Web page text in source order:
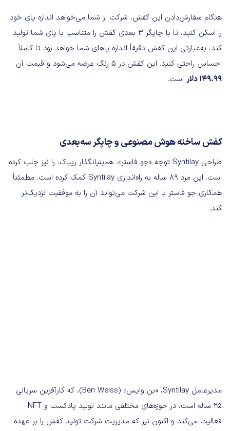
هنگام سفارش‌دادن این کفش، شرکت از شما می‌خواهد اندازه پای خود
را اسکن کنید، تا با چاپگر 3 بعدی کفش را متناسب با پای شما تولید
کند، به‌عبارتی این کفش دقیقاً اندازه پاهای شما خواهد بود تا کاملاً
احساس راحتی کنید. این کفش‌ در 5 رنگ عرضه می‌شود و قیمت آن
149.99 دلار
است.
کفش‌ ساخته هوش مصنوعی و چاپگر سه‌بعدی
طراحی Syntilay توجه «جو فاستر»، هم‌بنیانگذار ریباک، را نیز جلب کرده
است. این مرد 89 ساله به راه‌اندازی Syntilay کمک کرده است. مطمئناً
همکاری جو فاستر با این شرکت می‌تواند آن را به موفقیت نزدیک‌تر
کند.
مدیرعامل Syntilay، «بن وایس» (Ben Weiss)، که کارآفرین سریالی
25 ساله است، در حوزه‌های مختلفی مانند تولید پادکست‌ و NFT
فعالیت می‌کند و اکنون نیز که مدیریت شرکت تولید کفش را بر عهده